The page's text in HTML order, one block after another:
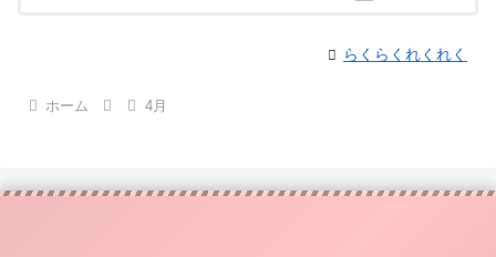
らくらくれくれく
ホーム 4月